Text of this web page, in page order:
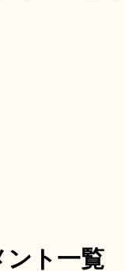
ト一覧